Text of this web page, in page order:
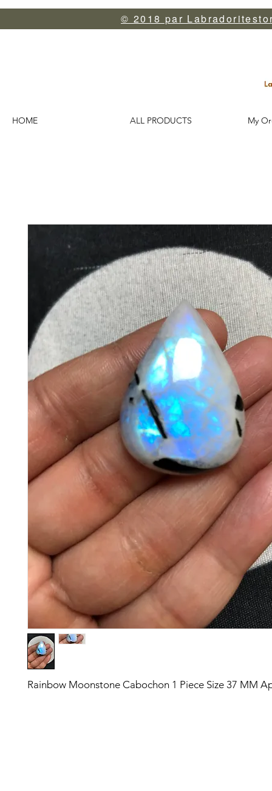
© 2018 par
HOME ALL PRODUCTS My
Rainbow Moonstone Cabochon 1 Piece Size 37 MM